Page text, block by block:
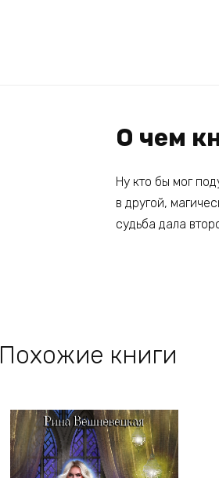
О чем
Ну кто бы мог
в другой,
судьба дала
Похожие книги